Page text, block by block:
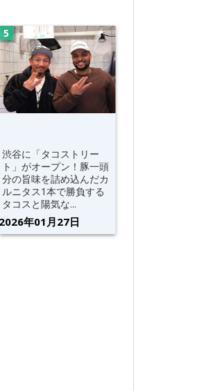
渋谷に「タコストリー
ト」がオープン！豚一頭
分の旨味を詰め込んだカ
ルニタス1本で勝負する
タコスと陽気な...
年01月27日